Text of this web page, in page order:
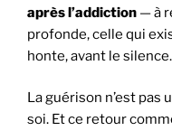
après l’addiction — à
profonde, celle qui
honte, avant le silence.
La guérison n’est pas
soi. Et ce retour